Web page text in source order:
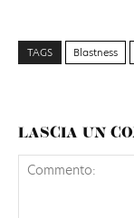
TAGS Blastness
LASCIA UN